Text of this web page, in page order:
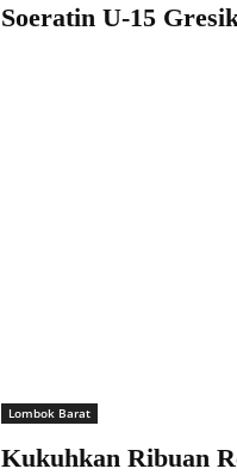
Soeratin U-15
Lombok Barat
Kukuhkan Ribuan